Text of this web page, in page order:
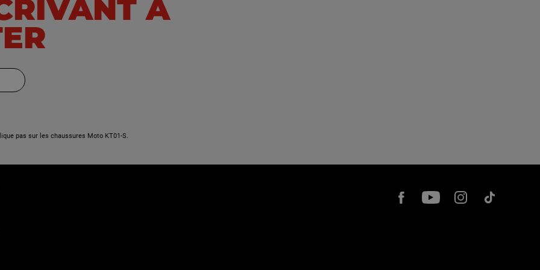
À
pas sur les chaussures Moto KT01-S.